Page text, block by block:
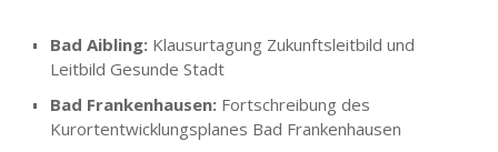
Bad Aibling: Klausurtagung Zukunftsleitbild und
Leitbild Gesunde Stadt
Bad Frankenhausen: Fortschreibung des
Kurortentwicklungsplanes Bad Frankenhausen